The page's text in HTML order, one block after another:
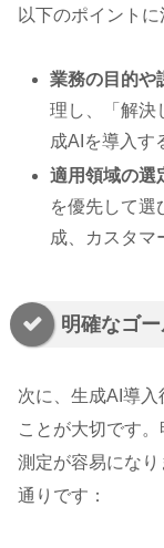
以下のポイント
業務の目的や
理し、「解決
成AIを導入す
適用領域の選
を優先して選
成、カスタマ
明確なゴ
次に、生成AI導
ことが大切です
測定が容易にな
通りです：